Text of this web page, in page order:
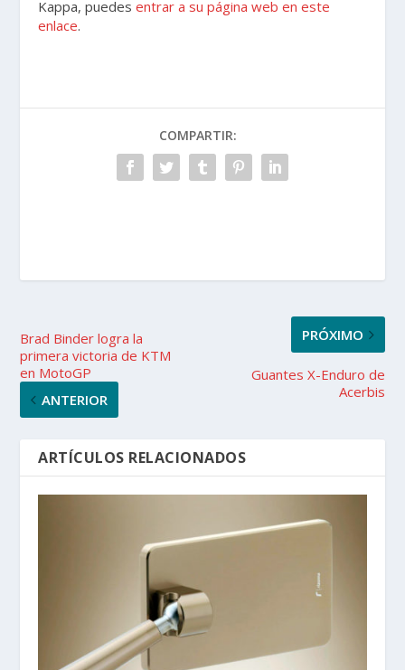
Kappa, puedesentrar a su página web en este
enlace.
COMPARTIR:
Brad Binder logra la
primera victoria de KTM
en MotoGP
ANTERIOR
PRÓXIMO
Guantes X-Enduro de
Acerbis
ARTÍCULOS RELACIONADOS